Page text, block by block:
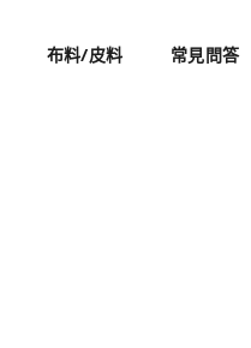
布料/皮料 常見問答